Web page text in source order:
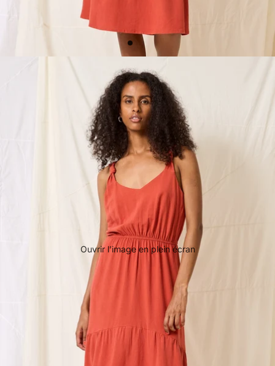
Ouvrir l’image en plein écran